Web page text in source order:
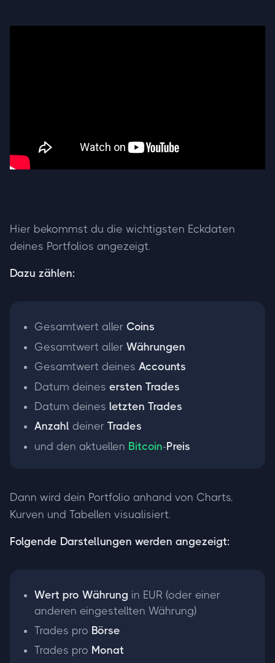
Hier bekommst du die wichtigsten Eckdaten
deines Portfolios angezeigt.
Dazu zählen:
Gesamtwert aller Coins
Gesamtwert aller Währungen
Gesamtwert deines Accounts
Datum deines ersten Trades
Datum deines letzten Trades
Anzahl deiner Trades
und den aktuellen Bitcoin-Preis
Dann wird dein Portfolio anhand von Charts,
Kurven und Tabellen visualisiert.
Folgende Darstellungen werden angezeigt:
Wert pro Währung in EUR (oder einer
anderen eingestellten Währung)
Trades pro Börse
Trades pro Monat